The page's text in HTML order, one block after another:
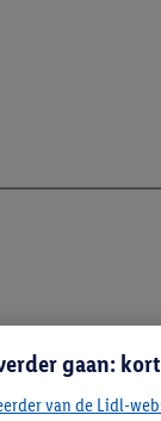
gaan:
van de Lidl-